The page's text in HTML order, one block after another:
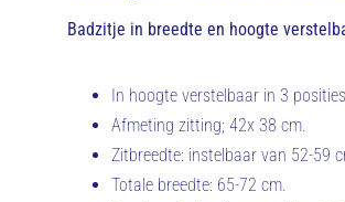
Badzitje in breedte en hoogte
In hoogte verstelbaar in 3 posities
Afmeting zitting; 42x 38 cm.
Zitbreedte: instelbaar van 52-59
Totale breedte: 65-72 cm.